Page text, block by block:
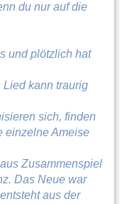
du nur auf die
und plötzlich hat
kann traurig
sich, finden
einzelne Ameise
Zusammenspiel
Das Neue war
aus der